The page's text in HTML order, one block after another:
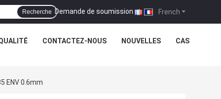
French
Demande de soumission |
Recherche
CONTACTEZ-NOUS NOUVELLES CAS
ENV 0.6mm